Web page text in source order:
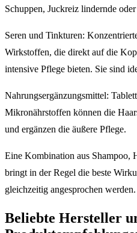
Schuppen, Juckreiz lindernde
Seren und Tinkturen:
Wirkstoffen, die direkt auf die
intensive Pflege bieten. Sie sind
Nahrungsergänzungsmittel:
Mikronährstoffen können die
und ergänzen die äußere Pflege.
Eine Kombination aus Shampoo,
bringt in der Regel die beste
gleichzeitig angesprochen werden.
Beliebte Hersteller